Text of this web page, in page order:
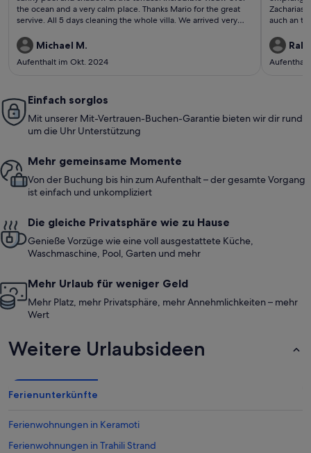
the ocean and a very calm place. Thanks Mario for the great
servive. All 5 days cleaning the whole villa. We arrived very
MichaelMichael M.
Aufenthalt im Okt. 2024
Zacharias
auch an
sind so
Einfach sorglos
Mit unserer Mit-Vertrauen-Buchen-Garantie bieten wir dir rund
um die Uhr Unterstützung
Mehr gemeinsame Momente
Von der Buchung bis hin zum Aufenthalt – der gesamte Vorgang
ist einfach und unkompliziert
Die gleiche Privatsphäre wie zu Hause
Genieße Vorzüge wie eine voll ausgestattete Küche,
Waschmaschine, Pool, Garten und mehr
Mehr Urlaub für weniger Geld
Mehr Platz, mehr Privatsphäre, mehr Annehmlichkeiten – mehr
Wert
Weitere Urlaubsideen
Ferienunterkünfte
Ferienwohnungen in Keramoti
Ferienwohnungen in Trahili Strand